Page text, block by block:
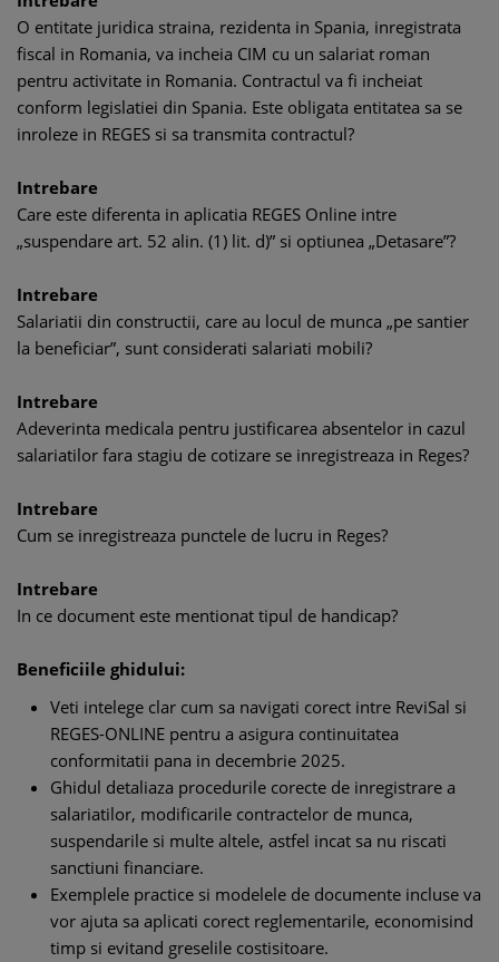
O entitate juridica straina, rezidenta in Spania, inregistrata
fiscal in Romania, va incheia CIM cu un salariat roman
pentru activitate in Romania. Contractul va fi incheiat
conform legislatiei din Spania. Este obligata entitatea sa se
inroleze in REGES si sa transmita contractul?
Intrebare
Care este diferenta in aplicatia REGES Online intre
„suspendare art. 52 alin. (1) lit. d)” si optiunea „Detasare”?
Intrebare
Salariatii din constructii, care au locul de munca „pe santier
la beneficiar”, sunt considerati salariati mobili?
Intrebare
Adeverinta medicala pentru justificarea absentelor in cazul
salariatilor fara stagiu de cotizare se inregistreaza in Reges?
Intrebare
Cum se inregistreaza punctele de lucru in Reges?
Intrebare
In ce document este mentionat tipul de handicap?
Beneficiile ghidului:
Veti intelege clar cum sa navigati corect intre ReviSal si
REGES-ONLINE pentru a asigura continuitatea
conformitatii pana in decembrie 2025.
Ghidul detaliaza procedurile corecte de inregistrare a
salariatilor, modificarile contractelor de munca,
suspendarile si multe altele, astfel incat sa nu riscati
sanctiuni financiare.
Exemplele practice si modelele de documente incluse va
vor ajuta sa aplicati corect reglementarile, economisind
timp si evitand greselile costisitoare.